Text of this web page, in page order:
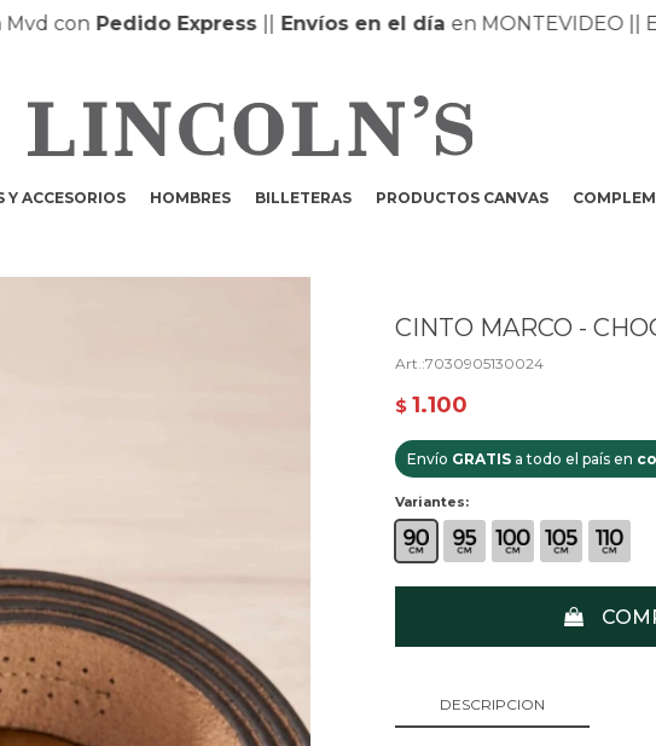
con Pedido Express||Envíos en el día en MONTEVIDEO ||
Y ACCESORIOS HOMBRES BILLETERAS PRODUCTOS CANVAS
CINTO MARCO -
7030905130024
$ 1.100
Envío GRATIS a todo el país en
Variantes:
DESCRIPCION